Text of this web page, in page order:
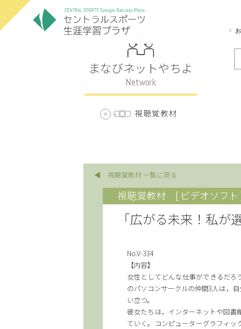
まなびネットやちよ
Network
視聴覚教材
◀ 視聴覚教材 一覧に戻る
視聴覚教材 [ ビデオソフト
「広がる未来！私が
No.V-334
【内容】
女性としてどんな仕事ができるだ
のパソコンサークルの仲間3人は，
い立つ。
彼女たちは，インターネットや図書
ていく。コンピューターグラフィ